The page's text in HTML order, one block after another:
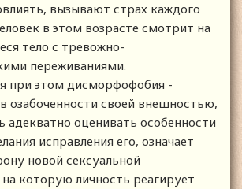
вызывают страх каждого
в этом возрасте смотрит на
тело с тревожно-
переживаниями.
при этом дисморфофобия -
озабоченности своей внешностью,
адекватно оценивать особенности
исправления его, означает
новой сексуальной
которую личность реагирует